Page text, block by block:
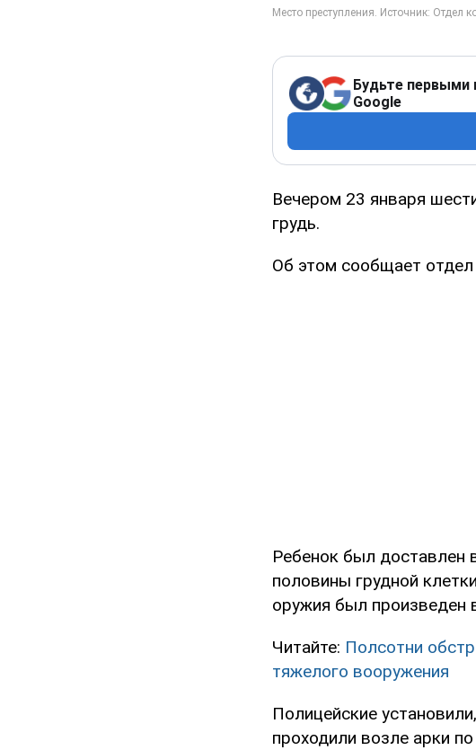
Будьте первыми
Google
Вечером 23 января
грудь.
Об этом сообщает
Ребенок был доставлен
половины грудной
оружия был произведен
Читайте: Полсотни
тяжелого вооружения
Полицейские
проходили возле арки